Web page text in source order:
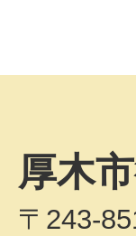
厚木
〒243-